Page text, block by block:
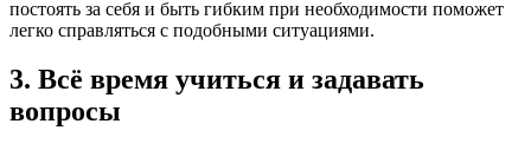
постоять за себя и быть гибким при необходимости поможет
легко справляться с подобными ситуациями.
3. Всё время учиться и задавать
вопросы